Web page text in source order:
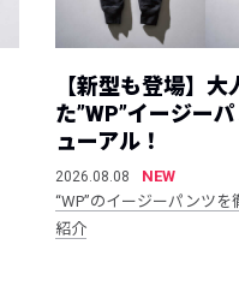
【新型も登場】大
た”WP”イージー
ューアル！
2026.08.08
NEW
“WP”のイージーパンツ
紹介